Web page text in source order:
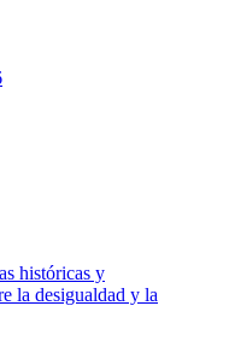
históricas y
la desigualdad y la